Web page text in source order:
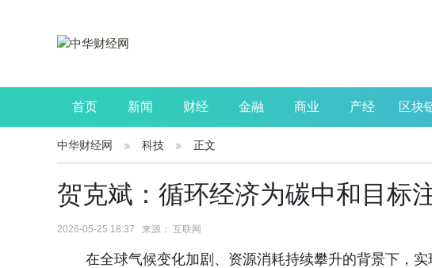
首页 新闻 财经 金融 商业 产经 区块
公司 生活 读书
中华财经网 科技 正文
贺克斌：循环经济为碳中和目标
2026-05-25 18:37 来源： 互联网
在全球气候变化加剧、资源消耗持续攀升的背景下，